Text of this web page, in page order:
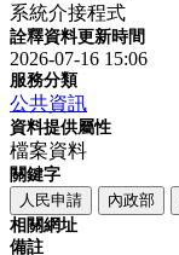
系統介接程式
詮釋資料更新時間
2026-07-16 15:06
服務分類
公共資訊
資料提供屬性
檔案資料
關鍵字
人民申請
內政部
相關網址
備註